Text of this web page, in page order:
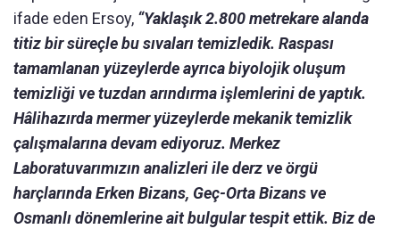
ifade eden Ersoy, “Yaklaşık 2.800 metrekare alanda
titiz bir süreçle bu sıvaları temizledik. Raspası
tamamlanan yüzeylerde ayrıca biyolojik oluşum
temizliği ve tuzdan arındırma işlemlerini de yaptık.
Hâlihazırda mermer yüzeylerde mekanik temizlik
çalışmalarına devam ediyoruz. Merkez
Laboratuvarımızın analizleri ile derz ve örgü
harçlarında Erken Bizans, Geç-Orta Bizans ve
Osmanlı dönemlerine ait bulgular tespit ettik. Biz de